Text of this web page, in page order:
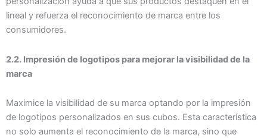
lineal y refuerza el reconocimiento de marca entre los
consumidores.
2.2. Impresión de logotipos para mejorar la visibilidad de la
marca
Maximice la visibilidad de su marca optando por la impresión
de logotipos personalizados en sus cubos. Esta característica
no solo aumenta el reconocimiento de la marca, sino que